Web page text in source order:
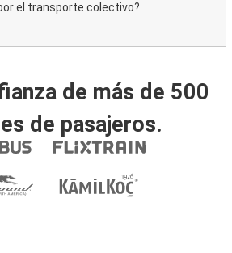
el transporte colectivo?
de más de 500
de pasajeros.